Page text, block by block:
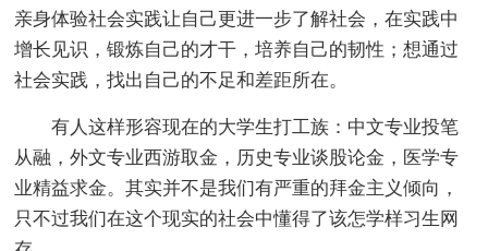
亲身体验社会实践让自己更进一步了解社会，在实践中
增长见识，锻炼自己的才干，培养自己的韧性；想通过
社会实践，找出自己的不足和差距所在。
有人这样形容现在的大学生打工族：中文专业投笔
从融，外文专业西游取金，历史专业谈股论金，医学专
业精益求金。其实并不是我们有严重的拜金主义倾向，
只不过我们在这个现实的社会中懂得了该怎学样习生网